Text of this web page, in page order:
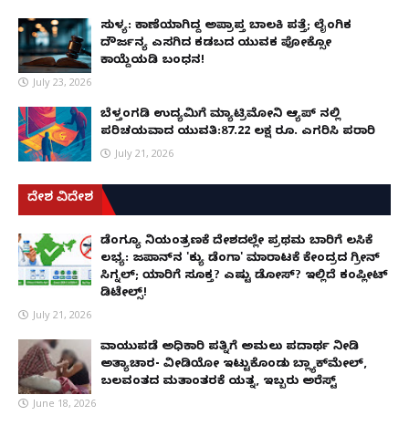
ಸುಳ್ಯ: ಕಾಣೆಯಾಗಿದ್ದ ಅಪ್ರಾಪ್ತ ಬಾಲಕಿ ಪತ್ತೆ; ಲೈಂಗಿಕ
ದೌರ್ಜನ್ಯ ಎಸಗಿದ ಕಡಬದ ಯುವಕ ಪೋಕ್ಸೋ
ಕಾಯ್ದೆಯಡಿ ಬಂಧನ!
July 23, 2026
ಬೆಳ್ತಂಗಡಿ ಉದ್ಯಮಿಗೆ ಮ್ಯಾಟ್ರಿಮೋನಿ ಆ್ಯಪ್ ನಲ್ಲಿ
ಪರಿಚಯವಾದ ಯುವತಿ:87.22 ಲಕ್ಷ ರೂ. ಎಗರಿಸಿ ಪರಾರಿ
July 21, 2026
ದೇಶ ವಿದೇಶ
ಡೆಂಗ್ಯೂ ನಿಯಂತ್ರಣಕ್ಕೆ ದೇಶದಲ್ಲೇ ಪ್ರಥಮ ಬಾರಿಗೆ ಲಸಿಕೆ
ಲಭ್ಯ: ಜಪಾನ್‌ನ 'ಕ್ಯು ಡೆಂಗಾ' ಮಾರಾಟಕ್ಕೆ ಕೇಂದ್ರದ ಗ್ರೀನ್
ಸಿಗ್ನಲ್; ಯಾರಿಗೆ ಸೂಕ್ತ? ಎಷ್ಟು ಡೋಸ್? ಇಲ್ಲಿದೆ ಕಂಪ್ಲೀಟ್
ಡಿಟೇಲ್ಸ್!
July 21, 2026
ವಾಯುಪಡೆ ಅಧಿಕಾರಿ ಪತ್ನಿಗೆ ಅಮಲು ಪದಾರ್ಥ ನೀಡಿ
ಅತ್ಯಾಚಾರ- ವೀಡಿಯೋ ಇಟ್ಟುಕೊಂಡು ಬ್ಲ್ಯಾಕ್‌ಮೇಲ್,
ಬಲವಂತದ ಮತಾಂತರಕ್ಕೆ ಯತ್ನ, ಇಬ್ಬರು ಅರೆಸ್ಟ್
June 18, 2026